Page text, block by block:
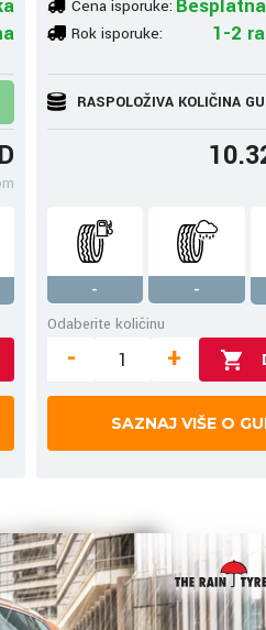
Cena isporuke:
Rok isporuke: 1-2
RASPOLOŽIVA KOLIČINA
-
-
Odaberite količinu
- +
SAZNAJ VIŠE O